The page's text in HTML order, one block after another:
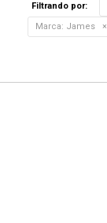
Filtrando por:
Marca: James